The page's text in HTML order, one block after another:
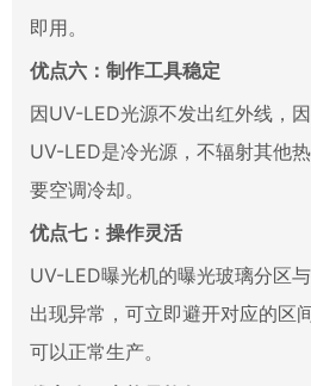
即用。
优点六：制作工具稳定
因UV-LED光源不发出红外线，
UV-LED是冷光源，不辐射其他
要空调冷却。
优点七：操作灵活
UV-LED曝光机的曝光玻璃分区
出现异常，可立即避开对应的区
可以正常生产。